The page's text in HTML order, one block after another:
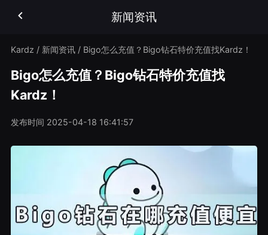
新闻资讯
Kardz / 新闻资讯 / Bigo怎么充值？Bigo钻石特价充值找Kardz！
Bigo怎么充值？Bigo钻石特价充值找
Kardz！
发布时间 2025-04-18 16:41:57